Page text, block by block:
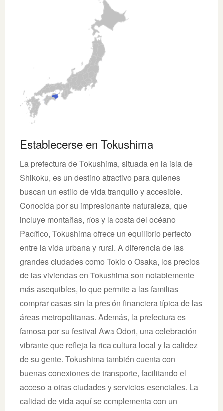
Establecerse en Tokushima
La prefectura de Tokushima, situada en la isla de
Shikoku, es un destino atractivo para quienes
buscan un estilo de vida tranquilo y accesible.
Conocida por su impresionante naturaleza, que
incluye montañas, ríos y la costa del océano
Pacífico, Tokushima ofrece un equilibrio perfecto
entre la vida urbana y rural. A diferencia de las
grandes ciudades como Tokio o Osaka, los precios
de las viviendas en Tokushima son notablemente
más asequibles, lo que permite a las familias
comprar casas sin la presión financiera típica de las
áreas metropolitanas. Además, la prefectura es
famosa por su festival Awa Odori, una celebración
vibrante que refleja la rica cultura local y la calidez
de su gente. Tokushima también cuenta con
buenas conexiones de transporte, facilitando el
acceso a otras ciudades y servicios esenciales. La
calidad de vida aquí se complementa con un